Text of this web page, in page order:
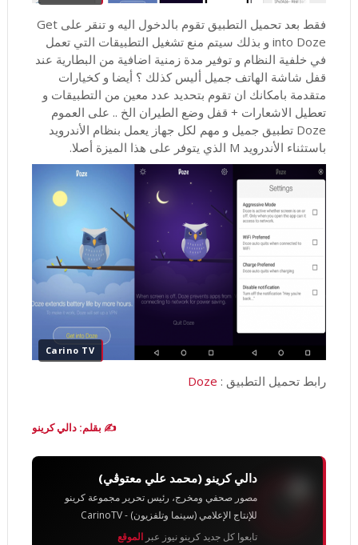
فقط بعد تحميل التطبيق تقوم بالدخول اليه و تنقر على Get
into Doze و بذلك سيتم منع تشغيل التطبيقات التي تعمل
في خلفية النظام و توفير مدة زمنية اضافية من البطارية عند
قفل شاشة الهاتف جميل أليس كذلك ؟ أيضا و كخيارات
متقدمة بامكانك ان تقوم بتحديد عدد معين من التطبيقات و
تعطيل الاشعارات + قفل وضع الطيران الخ .. على العموم
Doze تطبيق جميل و مهم لكل جهاز يعمل بنظام الأندرويد
باستثناء الأندرويد M الذي يتوفر على هذا الميزة أصلا.
Carino TV
رابط تحميل التطبيق : Doze
✍️ بقلم: دالي كرينو
دالي كرينو (محمد علي معتوڨي)
مصور صحفي ومخرج، رئيس تحرير مجموعة كرينو
للإنتاج الإعلامي (سينما وتلفزيون) - CarinoTV
تابعوا كل جديد كرينو نيوز عبر الموقع